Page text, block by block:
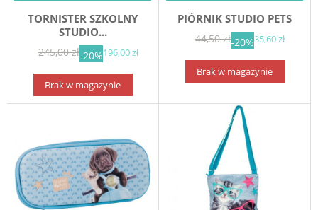
TORNISTER SZKOLNY
STUDIO...
245,00 zł-20%196,00 zł
Brak w magazynie
PIÓRNIK STUDIO PETS
44,50 zł-20%35,60 zł
Brak w magazynie